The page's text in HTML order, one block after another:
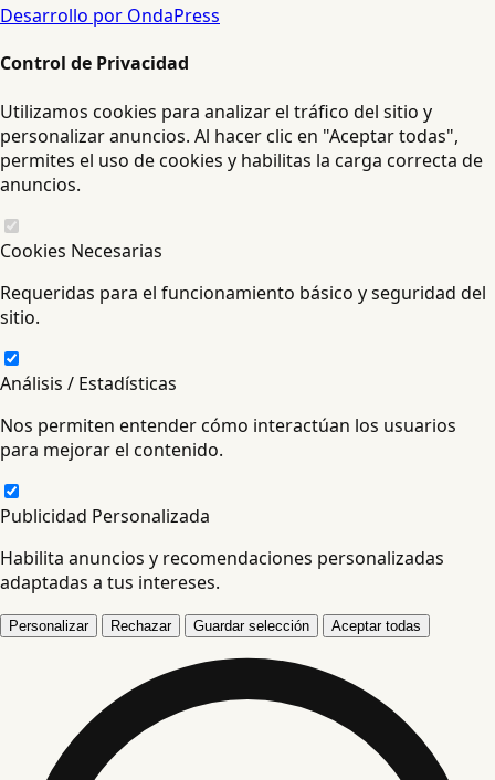
Desarrollo por OndaPress
Control de Privacidad
Utilizamos cookies para analizar el tráfico del sitio y
personalizar anuncios. Al hacer clic en "Aceptar todas",
permites el uso de cookies y habilitas la carga correcta de
anuncios.
Cookies Necesarias
Requeridas para el funcionamiento básico y seguridad del
sitio.
Análisis / Estadísticas
Nos permiten entender cómo interactúan los usuarios
para mejorar el contenido.
Publicidad Personalizada
Habilita anuncios y recomendaciones personalizadas
adaptadas a tus intereses.
Personalizar Rechazar Guardar selección Aceptar todas